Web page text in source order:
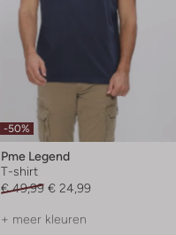
-50%
Pme Legend
T-shirt
€ 49,99 € 24,99
+ meer kleuren